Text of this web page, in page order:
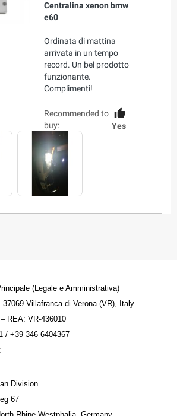
Centralina xenon bmw
e60
Ordinata di mattina
arrivata in un tempo
record. Un bel prodotto
funzionante.
Complimenti!
Recommended to
buy:
Yes
(Legale e Amministrativa)
Villafranca di Verona (VR), Italy
REA: VR-436010
/ +39 346 6404367
Division
67